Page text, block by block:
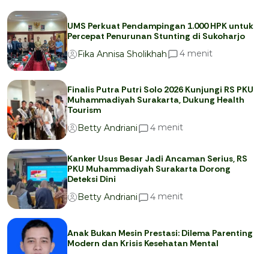
UMS Perkuat Pendampingan 1.000 HPK untuk
Percepat Penurunan Stunting di Sukoharjo
Fika Annisa Sholikhah
4 menit
Finalis Putra Putri Solo 2026 Kunjungi RS PKU
Muhammadiyah Surakarta, Dukung Health
Tourism
Betty Andriani
4 menit
Kanker Usus Besar Jadi Ancaman Serius, RS
PKU Muhammadiyah Surakarta Dorong
Deteksi Dini
Betty Andriani
4 menit
Anak Bukan Mesin Prestasi: Dilema Parenting
Modern dan Krisis Kesehatan Mental